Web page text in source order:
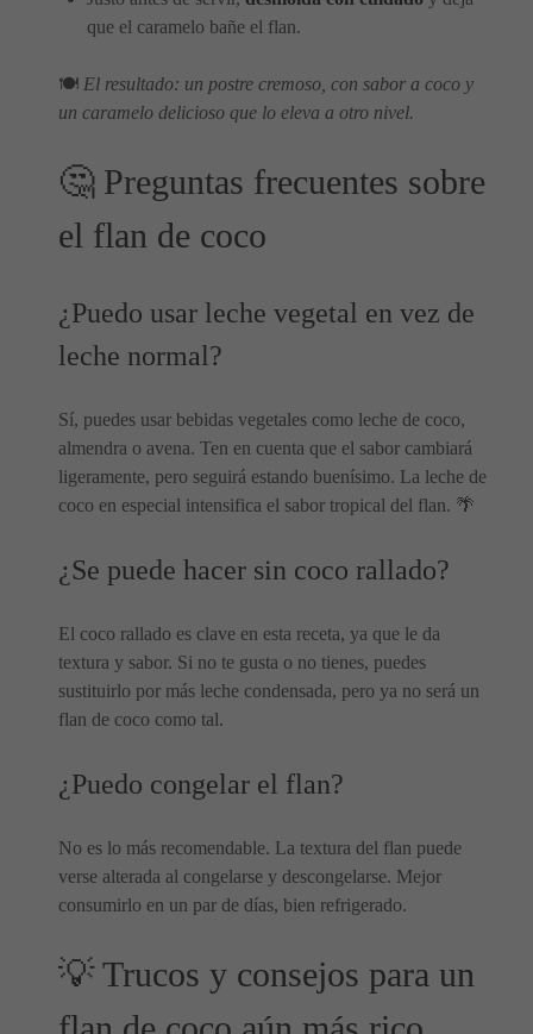
que el caramelo bañe el flan.
🍽️ El resultado: un postre cremoso, con sabor a coco y
un caramelo delicioso que lo eleva a otro nivel.
🤔 Preguntas frecuentes sobre
el flan de coco
¿Puedo usar leche vegetal en vez de
leche normal?
Sí, puedes usar bebidas vegetales como leche de coco,
almendra o avena. Ten en cuenta que el sabor cambiará
ligeramente, pero seguirá estando buenísimo. La leche de
coco en especial intensifica el sabor tropical del flan. 🌴
¿Se puede hacer sin coco rallado?
El coco rallado es clave en esta receta, ya que le da
textura y sabor. Si no te gusta o no tienes, puedes
sustituirlo por más leche condensada, pero ya no será un
flan de coco como tal.
¿Puedo congelar el flan?
No es lo más recomendable. La textura del flan puede
verse alterada al congelarse y descongelarse. Mejor
consumirlo en un par de días, bien refrigerado.
💡 Trucos y consejos para un